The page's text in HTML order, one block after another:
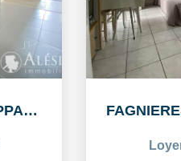
L'ÉPINE: A LOUER APPARTEMENT T3 55,38m² AVEC COUR ET PLACE...